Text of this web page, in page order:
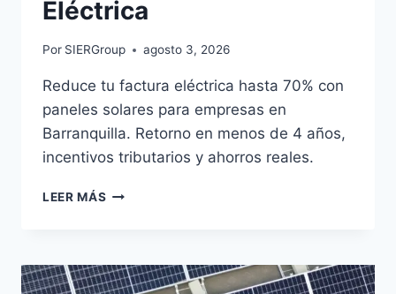
Eléctrica
Por SIERGroup agosto 3, 2026
Reduce tu factura eléctrica hasta 70% con
paneles solares para empresas en
Barranquilla. Retorno en menos de 4 años,
incentivos tributarios y ahorros reales.
LEER MÁS PANELES
EN
BARRANQUILLA: